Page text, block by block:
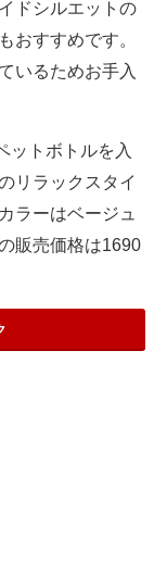
ドシルエットの
おすすめです。
いるためお手入
ットボトルを入
リラックスタイ
ラーはベージュ
販売価格は1690